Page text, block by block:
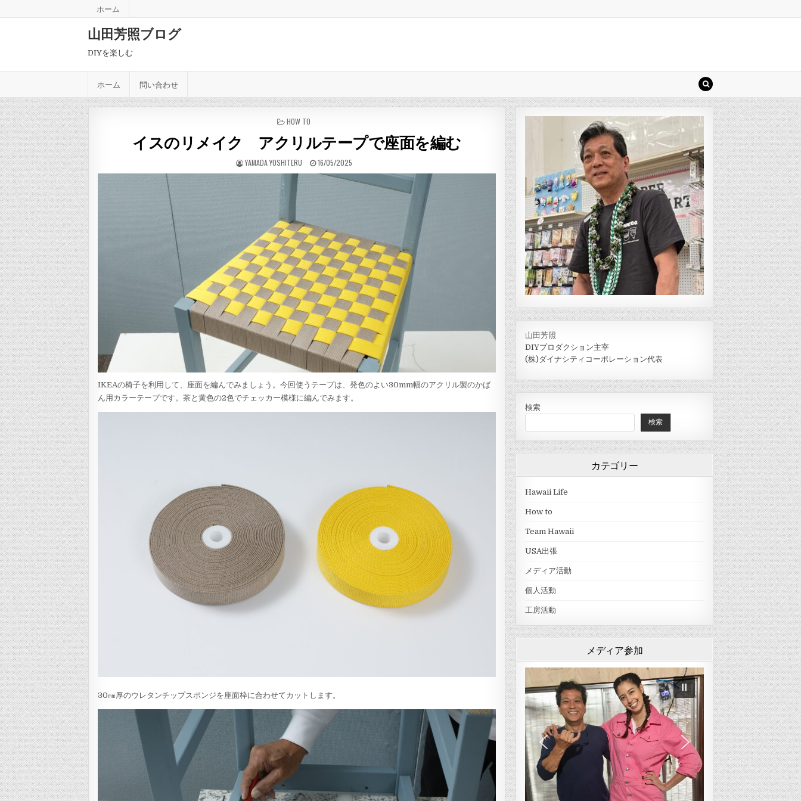
ホーム
山田芳照ブログ
DIYを楽しむ
ホーム 問い合わせ
POSTED IN
HOW TO
イスのリメイク アクリルテープで座面を編む
AUTHOR:
YAMADA YOSHITERU PUBLISHED DATE:
16/05/2025
IKEAの椅子を利用して、座面を編んでみましょう。今回使うテープは、発色のよい30mm幅のアクリル製のかば
ん用カラーテープです。茶と黄色の2色でチェッカー模様に編んでみます。
30㎜厚のウレタンチップスポンジを座面枠に合わせてカットします。
山田芳照
DIYプロダクション主宰
(株)ダイナシティコーポレーション代表
検索
検索
カテゴリー
Hawaii Life
How to
Team Hawaii
USA出張
メディア活動
個人活動
工房活動
メディア参加